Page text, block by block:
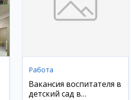
Работа
Вакансия воспитателя в
детский сад в